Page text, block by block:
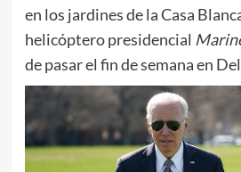
en los jardines de la Casa
helicóptero presidencial
de pasar el fin de semana en